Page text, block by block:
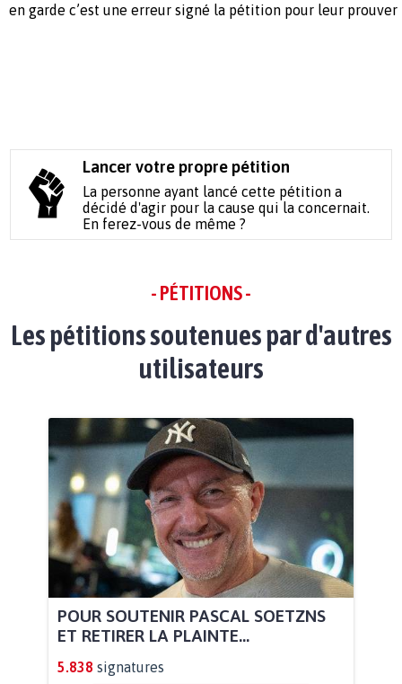
en garde c’est une erreur signé la pétition pour leur prouver
Lancer votre propre pétition
La personne ayant lancé cette pétition a
décidé d'agir pour la cause qui la concernait.
En ferez-vous de même ?
- PÉTITIONS -
Les pétitions soutenues par d'autres
utilisateurs
POUR SOUTENIR PASCAL SOETZNS
ET RETIRER LA PLAINTE...
5.838 signatures